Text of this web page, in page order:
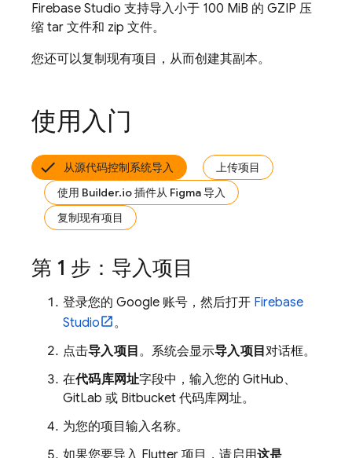
Firebase Studio 支持导入小于 100 MiB 的 GZIP 压
缩 tar 文件和 zip 文件。
您还可以复制现有项目，从而创建其副本。
使用入门
从源代码控制系统导入
上传项目
使用 Builder.io 插件从 Figma 导入
复制现有项目
第 1 步：导入项目
登录您的 Google 账号，然后打开 Firebase
Studio
。
点击导入项目 。系统会显示导入项目 对话框。
在代码库网址字段中，输入您的 GitHub、
GitLab 或 Bitbucket 代码库网址。
为您的项目输入名称。
如果您要导入 Flutter 项目，请启用这是